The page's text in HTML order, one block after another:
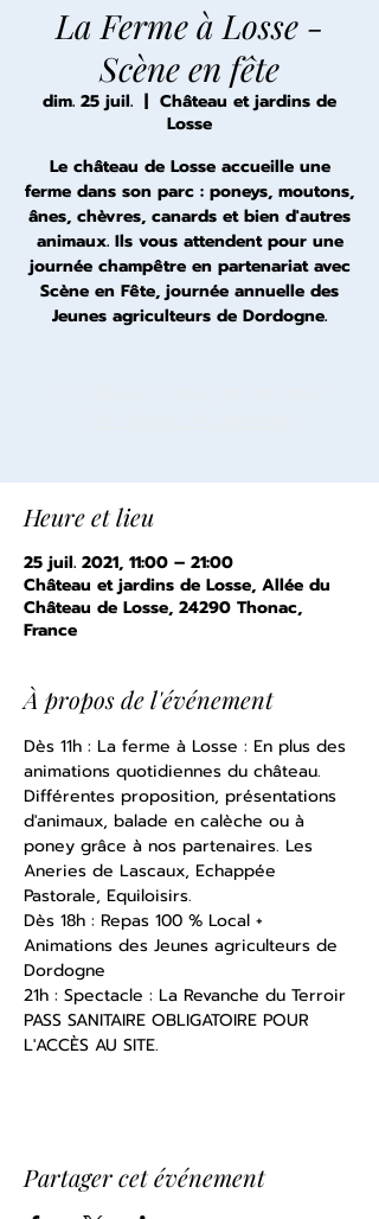
La Ferme à Losse -
Scène en fête
dim. 25 juil.
  |
Château et jardins de
Losse
Le château de Losse accueille une
ferme dans son parc : poneys, moutons,
ânes, chèvres, canards et bien d'autres
animaux. Ils vous attendent pour une
journée champêtre en partenariat avec
Scène en Fête, journée annuelle des
Jeunes agriculteurs de Dordogne.
Heure et lieu
25 juil. 2021, 11:00 – 21:00
Château et jardins de Losse, Allée du
Château de Losse, 24290 Thonac,
France
À propos de l'événement
Dès 11h : La ferme à Losse : En plus des
animations quotidiennes du château.
Différentes proposition, présentations
d'animaux, balade en calèche ou à
poney grâce à nos partenaires. Les
Aneries de Lascaux, Echappée
Pastorale, Equiloisirs.
Dès 18h : Repas 100 % Local +
Animations des Jeunes agriculteurs de
Dordogne
21h : Spectacle : La Revanche du Terroir
PASS SANITAIRE OBLIGATOIRE POUR
L'ACCÈS AU SITE.
Partager cet événement